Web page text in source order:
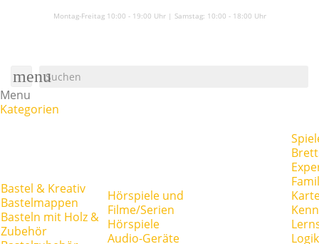
Montag-Freitag 10:00 - 19:00 Uhr | Samstag: 10:00 - 18:00 Uhr
menu
Menu
Kategorien
Bastel & Kreativ
Bastelmappen
Basteln mit Holz &
Zubehör
Hörspiele und
Filme/Serien
Hörspiele
Audio-Geräte